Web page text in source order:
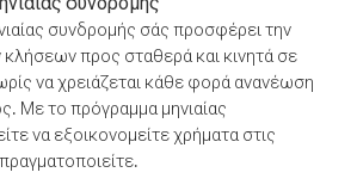
συνδρομής σάς προσφέρει την
κλήσεων προς σταθερά και κινητά σε
να χρειάζεται κάθε φορά ανανέωση
Με το πρόγραμμα μηνιαίας
να εξοικονομείτε χρήματα στις